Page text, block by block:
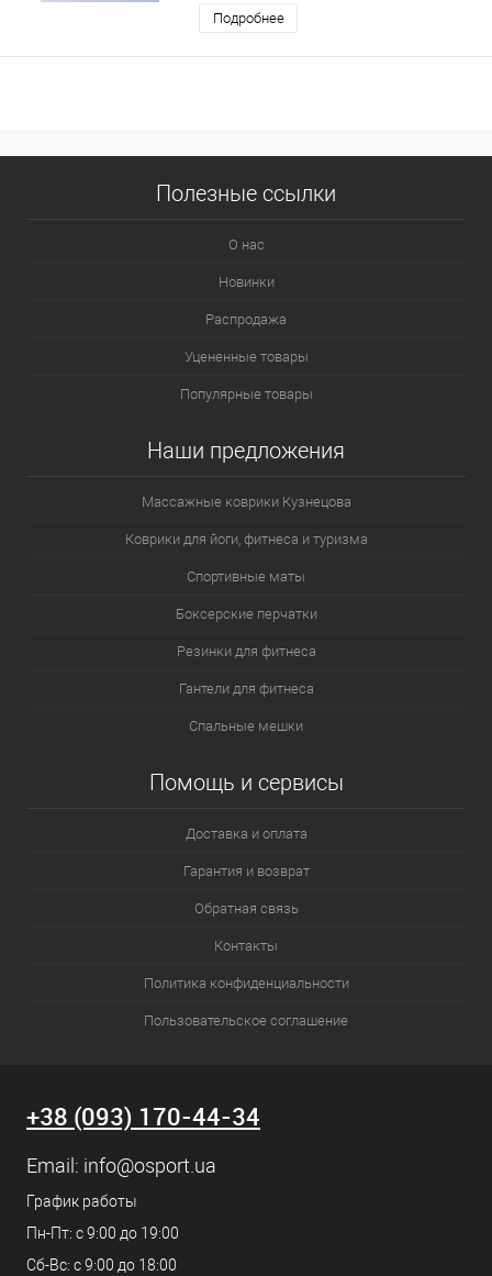
Подробнее
Полезные ссылки
О нас
Новинки
Распродажа
Уцененные товары
Популярные товары
Наши предложения
Массажные коврики Кузнецова
Коврики для йоги, фитнеса и туризма
Спортивные маты
Боксерские перчатки
Резинки для фитнеса
Гантели для фитнеса
Спальные мешки
Помощь и сервисы
Доставка и оплата
Гарантия и возврат
Обратная связь
Контакты
Политика конфиденциальности
Пользовательское соглашение
+38 (093) 170-44-34
Email: info@osport.ua
График работы
Пн-Пт: с 9:00 до 19:00
Сб-Вс: с 9:00 до 18:00